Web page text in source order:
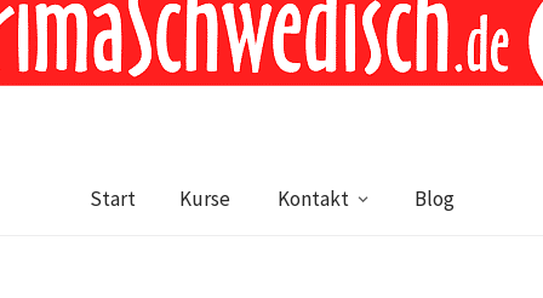
Start Kurse Kontakt Blog